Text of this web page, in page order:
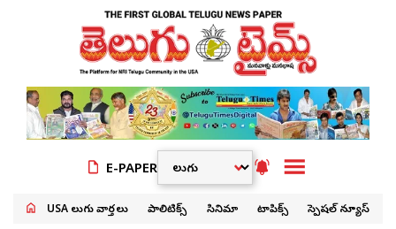
E-PAPER
USA తెలుగు వార్తలు పాలిటిక్స్ సినిమా టాపిక్స్ స్పెషల్ న్యూస్